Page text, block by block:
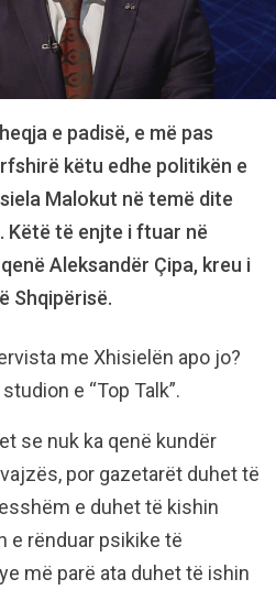
e padisë, e më pas
këtu edhe politikën e
Malokut në temë dite
Këtë të enjte i ftuar në
Aleksandër Çipa, kreu i
Shqipërisë.
me Xhisielën apo jo?
e “Top Talk”.
se nuk ka qenë kundër
por gazetarët duhet të
e duhet të kishin
e rënduar psikike të
më parë ata duhet të ishin